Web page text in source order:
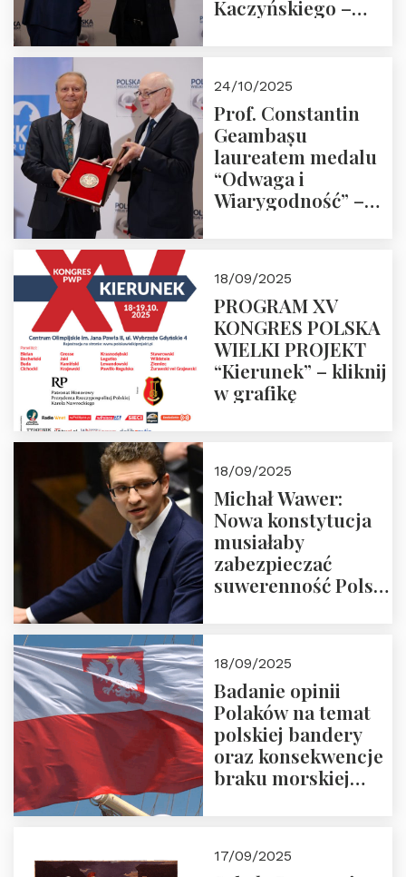
Kaczyńskiego –
24/10/2025
Prof. Constantin
Geambașu
laureatem medalu
“Odwaga i
Wiarygodność” –
18/09/2025
PROGRAM XV
KONGRES POLSKA
WIELKI PROJEKT
“Kierunek” – kliknij
w grafikę
18/09/2025
Michał Wawer:
Nowa konstytucja
musiałaby
zabezpieczać
suwerenność Polski
18/09/2025
Badanie opinii
Polaków na temat
polskiej bandery
oraz konsekwencje
braku morskiej
17/09/2025